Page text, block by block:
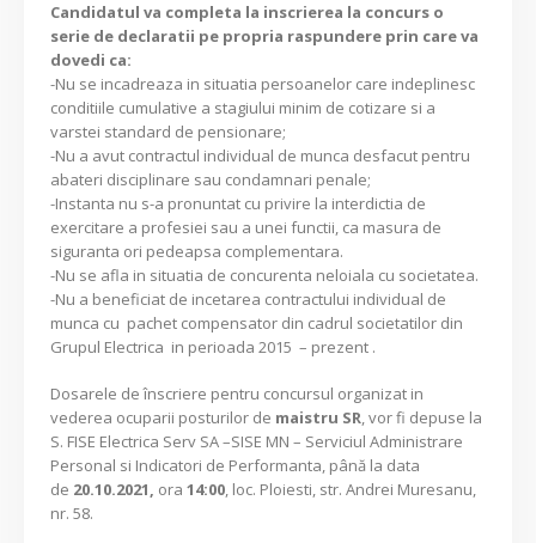
Candidatul va completa la inscrierea la concurs o
serie de declaratii pe propria raspundere prin care va
dovedi ca:
-Nu se incadreaza in situatia persoanelor care indeplinesc
conditiile cumulative a stagiului minim de cotizare si a
varstei standard de pensionare;
-Nu a avut contractul individual de munca desfacut pentru
abateri disciplinare sau condamnari penale;
-Instanta nu s-a pronuntat cu privire la interdictia de
exercitare a profesiei sau a unei functii, ca masura de
siguranta ori pedeapsa complementara.
-Nu se afla in situatia de concurenta neloiala cu societatea.
-Nu a beneficiat de incetarea contractului individual de
munca cu pachet compensator din cadrul societatilor din
Grupul Electrica in perioada 2015 – prezent .
Dosarele de înscriere pentru concursul organizat in
vederea ocuparii posturilor de maistru SR, vor fi depuse la
S. FISE Electrica Serv SA –SISE MN – Serviciul Administrare
Personal si Indicatori de Performanta, până la data
de 20.10.2021, ora14:00, loc. Ploiesti, str. Andrei Muresanu,
nr. 58.